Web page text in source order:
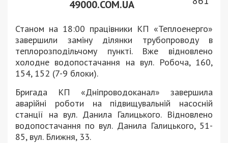
49000.COM.UA
Станом на 18:00 працівники КП «Теплоенерго»
завершили заміну ділянки трубопроводу в
теплорозподільчому пункті. Вже відновлено
холодне водопостачання на вул. Робоча, 160,
154, 152 (7-9 блоки).
Бригада КП «Дніпроводоканал» завершила
аварійні роботи на підвищувальній насосній
станції на вул. Данила Галицького. Відновлено
водопостачання по вул. Данила Галицького, 51-
85, вул. Ближня, 33.